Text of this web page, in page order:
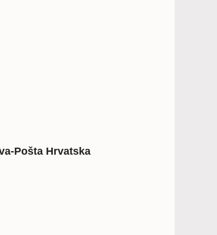
Pošta Hrvatska